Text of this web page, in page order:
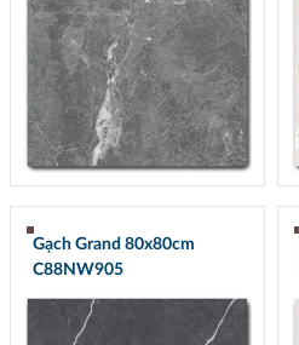
Gạch Grand 80x80cm
C88NW905